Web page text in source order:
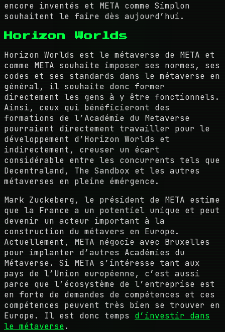
encore inventés et META comme Simplon
souhaitent le faire dès aujourd’hui.
Horizon Worlds
Horizon Worlds est le métaverse de META et
comme META souhaite imposer ses normes, ses
codes et ses standards dans le métaverse en
général, il souhaite donc former
directement les gens à y être fonctionnels.
Ainsi, ceux qui bénéficieront des
formations de l’Académie du Metaverse
pourraient directement travailler pour le
développement d’Horizon Worlds et
indirectement, creuser un écart
considérable entre les concurrents tels que
Decentraland, The Sandbox et les autres
métaverses en pleine émérgence.
Mark Zuckeberg, le président de META estime
que la France a un potentiel unique et peut
devenir un acteur important à la
construction du métavers en Europe.
Actuellement, META négocie avec Bruxelles
pour implanter d’autres Académies du
Métaverse. Si META s’intéresse tant aux
pays de l’Union européenne, c’est aussi
parce que l’écosystème de l’entreprise est
en forte de demandes de compétences et ces
compétences peuvent très bien se trouver en
Europe. Il est donc temps d’investir dans
le métaverse.